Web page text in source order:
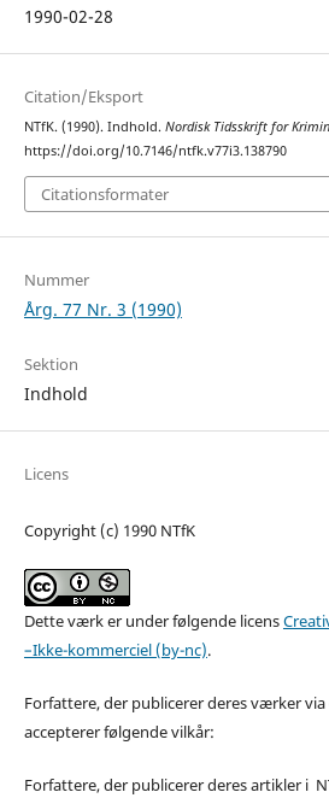
1990-02-28
Citation/Eksport
NTfK. (1990). Indhold. Nordisk Tidsskrift for
https://doi.org/10.7146/ntfk.v77i3.138790
Citationsformater
Nummer
Årg. 77 Nr. 3 (1990)
Sektion
Indhold
Licens
Copyright (c) 1990 NTfK
Dette værk er under følgende licens
–Ikke-kommerciel (by-nc).
Forfattere, der publicerer deres værker
accepterer følgende vilkår:
Forfattere, der publicerer deres artikler i